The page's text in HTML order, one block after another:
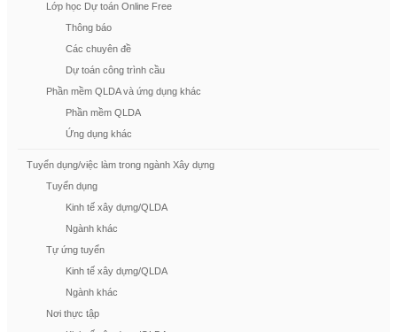
Lớp học Dự toán Online Free
Thông báo
Các chuyên đề
Dự toán công trình cầu
Phần mềm QLDA và ứng dụng khác
Phần mềm QLDA
Ứng dụng khác
Tuyển dụng/việc làm trong ngành Xây dựng
Tuyển dụng
Kinh tế xây dựng/QLDA
Ngành khác
Tự ứng tuyển
Kinh tế xây dựng/QLDA
Ngành khác
Nơi thực tập